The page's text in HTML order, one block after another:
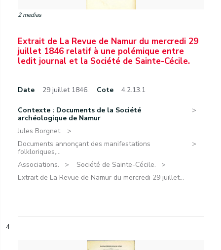
2 medias
Extrait de La Revue de Namur du mercredi 29
juillet 1846 relatif à une polémique entre
ledit journal et la Société de Sainte-Cécile.
Date 29 juillet 1846. Cote 4.2.13.1
Contexte : Documents de la Société
archéologique de Namur
Jules Borgnet.
Documents annonçant des manifestations
folkloriques,...
Associations.
Société de Sainte-Cécile.
Extrait de La Revue de Namur du mercredi 29 juillet...
4